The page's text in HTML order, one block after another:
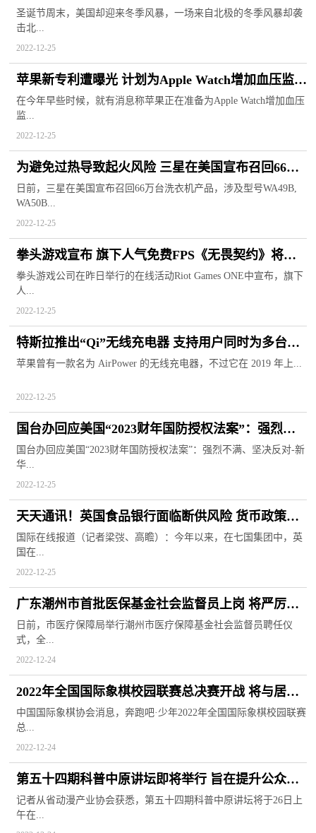
零下四十摄氏度
圣诞节周末，美国却迎来冬季风暴，一场来自北极的冬季风暴却袭
击北...
2022-12-25
苹果新专利遭曝光 计划为Apple Watch增加血压监测
等功能
在今年早些时候，就有消息称苹果正在准备为Apple Watch增加血压
监...
2022-12-25
为避免过热导致起火风险 三星在美国宣布召回66万
台洗衣机产品
日前，三星在美国宣布召回66万台洗衣机产品，涉及型号WA49B,
WA50B...
2022-12-25
拳头游戏宣布 旗下人气免费FPS《无畏契约》将于
明年在日本举行大师赛
拳头游戏公司在昨日举行的在线活动Riot Games ONE中宣布，旗下
人...
2022-12-25
特斯拉推出“Qi”无线充电器 支持用户同时为多台设
备无线充电
苹果曾有一款名为 AirPower 的无线充电器，不过它在 2019 年上...
2022-12-25
国台办回应美国“2023财年国防授权法案”：强烈不
满、坚决反对-天天热推荐
国台办回应美国“2023财年国防授权法案”：强烈不满、坚决反对-新
华...
2022-12-25
天天通讯！英国食品银行面临断供风险 货币政策持
续收紧难以缓解通胀
国际在线报道（记者梁弢、高瞻）：今年以来，在七国集团中，英
国在...
2022-12-25
广东潮州市首批医保基金社会监督员上岗 将严厉打
击欺诈骗保行为
日前，市医疗保障局举行潮州市医疗保障基金社会监督员聘任仪
式，全...
2022-12-24
2022年全国国际象棋校园联赛总决赛开战 将与居文
君争夺女子世界冠军
中国国际象棋协会消息，奔跑吧·少年2022年全国国际象棋校园联赛
总...
2022-12-24
第五十四期科普中原讲坛即将举行 旨在提升公众科
学素质
记者从省动漫产业协会获悉，第五十四期科普中原讲坛将于26日上
午在...